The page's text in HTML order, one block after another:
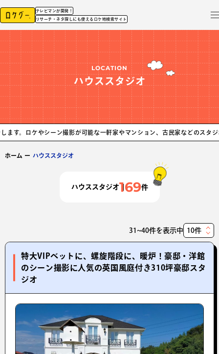
テレビマンが開発！
リサーチ・ネタ探しにも使えるロケ地検索サイト
LOCATION
ハウススタジオ
やシーン撮影が可能な一軒家やマンション、古民家などのスタジオを紹介し
ホーム ー ハウススタジオ
ハウススタジオ169件
31~40件を表示中
表
件
数
特大VIPベットに、螺旋階段に、暖炉！豪邸・洋館
のシーン撮影に人気の英国風庭付き310坪豪邸スタ
ジオ